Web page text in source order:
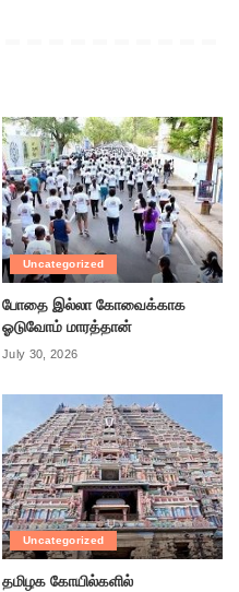
Uncategorized
போதை இல்லா கோவைக்காக
ஓடுவோம் மாரத்தான்
July 30, 2026
Uncategorized
தமிழக கோயில்களில்